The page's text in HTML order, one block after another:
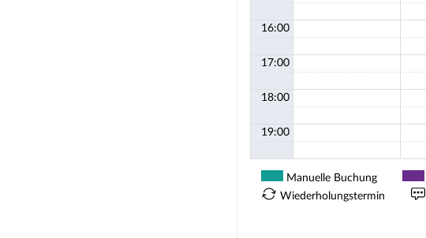
16:00
17:00
18:00
19:00
Manuelle Buchung
Wiederholungstermin